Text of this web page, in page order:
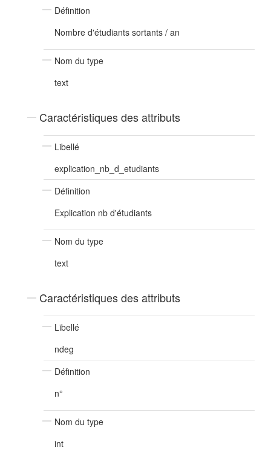
Définition
Nombre d'étudiants sortants / an
Nom du type
text
Caractéristiques des attributs
Libellé
explication_nb_d_etudiants
Définition
Explication nb d'étudiants
Nom du type
text
Caractéristiques des attributs
Libellé
ndeg
Définition
n°
Nom du type
int